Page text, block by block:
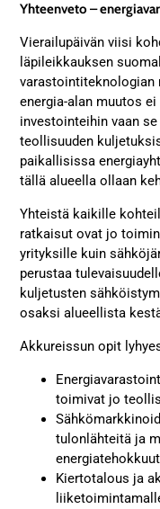
Yhteenveto –
Vierailupäivän viisi
läpileikkauksen
varastointiteknologian
energia-alan muutos
investointeihin vaan
teollisuuden
paikallisissa
tällä alueella ollaan
Yhteistä kaikille
ratkaisut ovat jo
yrityksille kuin
perustaa
kuljetusten
osaksi alueellista
Akkureissun opit
toimivat jo
tulonlähteitä ja
Kiertotalous ja